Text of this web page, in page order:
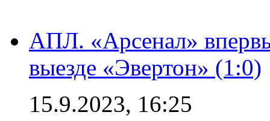
АПЛ. «Арсенал»
выезде «Эвертон» (1:0)
15.9.2023, 16:25